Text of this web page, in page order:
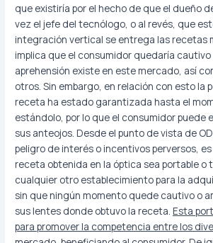
que existiría por el hecho de que el dueño
vez el jefe del tecnólogo, o al revés, que
integración vertical se entrega las recetas
implica que el consumidor quedaría
aprehensión existe en este mercado, así
otros. Sin embargo, en relación con esto la
receta ha estado garantizada hasta el
estándolo, por lo que el consumidor puede
sus anteojos. Desde el punto de vista de
peligro de interés o incentivos perversos,
receta obtenida en la óptica sea portable o
cualquier otro establecimiento para la
sin que ningún momento quede cautivo o
sus lentes donde obtuvo la receta.Esta
para promover la competencia entre los